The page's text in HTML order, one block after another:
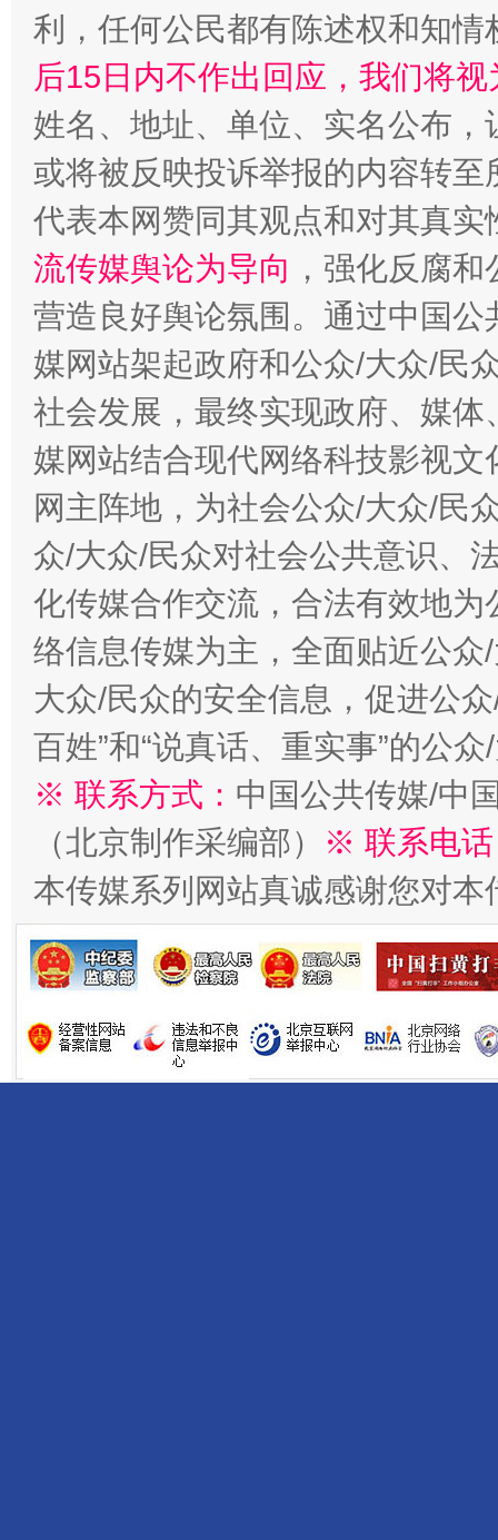
完善运行机制助力责任有效落实 一纸欠
千年窑火 生生不息 一
利，任何公民都有陈述权和知情
后15日内不作出回应，我们将
姓名、地址、单位、实名公布
或将被反映投诉举报的内容转
代表本网赞同其观点和对其真实
流传媒舆论为导向 ，强化反腐
营造良好舆论氛围。通过中国
媒网站架起政府和公众/大众/民
社会发展，最终实现政府、媒
媒网站结合现代网络科技影视
网主阵地，为社会公众/大众/民
众/大众/民众对社会公共意识、
化传媒合作交流，合法有效地
络信息传媒为主，全面贴近公
大众/民众的安全信息，促进公
百姓”和“说真话、重实事”的公
※ 联系方式： 中国公共传媒/中
（北京制作采编部）
※ 联系电
本传媒系列网站真诚感谢您对